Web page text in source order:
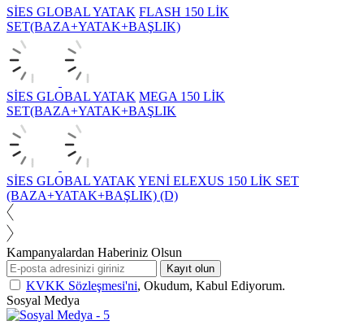
SİES GLOBAL YATAK FLASH 150 LİK
SET(BAZA+YATAK+BAŞLIK)
SİES GLOBAL YATAK MEGA 150 LİK
SET(BAZA+YATAK+BAŞLIK
SİES GLOBAL YATAK YENİ ELEXUS 150 LİK SET
(BAZA+YATAK+BAŞLIK) (D)
Kampanyalardan Haberiniz Olsun
Kayıt olun
KVKK Sözleşmesi'ni, Okudum, Kabul Ediyorum.
Sosyal Medya